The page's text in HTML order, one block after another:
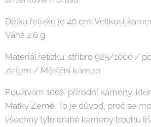
Délka řetízku je 40 cm. Velikost
Váha 2.6 g
Materiál řetízku: stříbro 925/1000 /
zlatem / Měsíční kámen
Používám 100% přírodní kameny,
Matky Země. To je důvod, proč se
všechny tyto drahé kameny trochu